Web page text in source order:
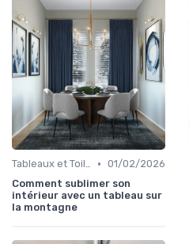
Tableaux et Toiles • 01/02/2026
Comment sublimer son
intérieur avec un tableau sur
la montagne